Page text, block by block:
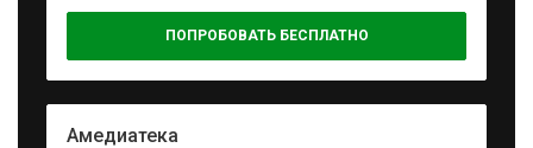
ПОПРОБОВАТЬ БЕСПЛАТНО
Амедиатека